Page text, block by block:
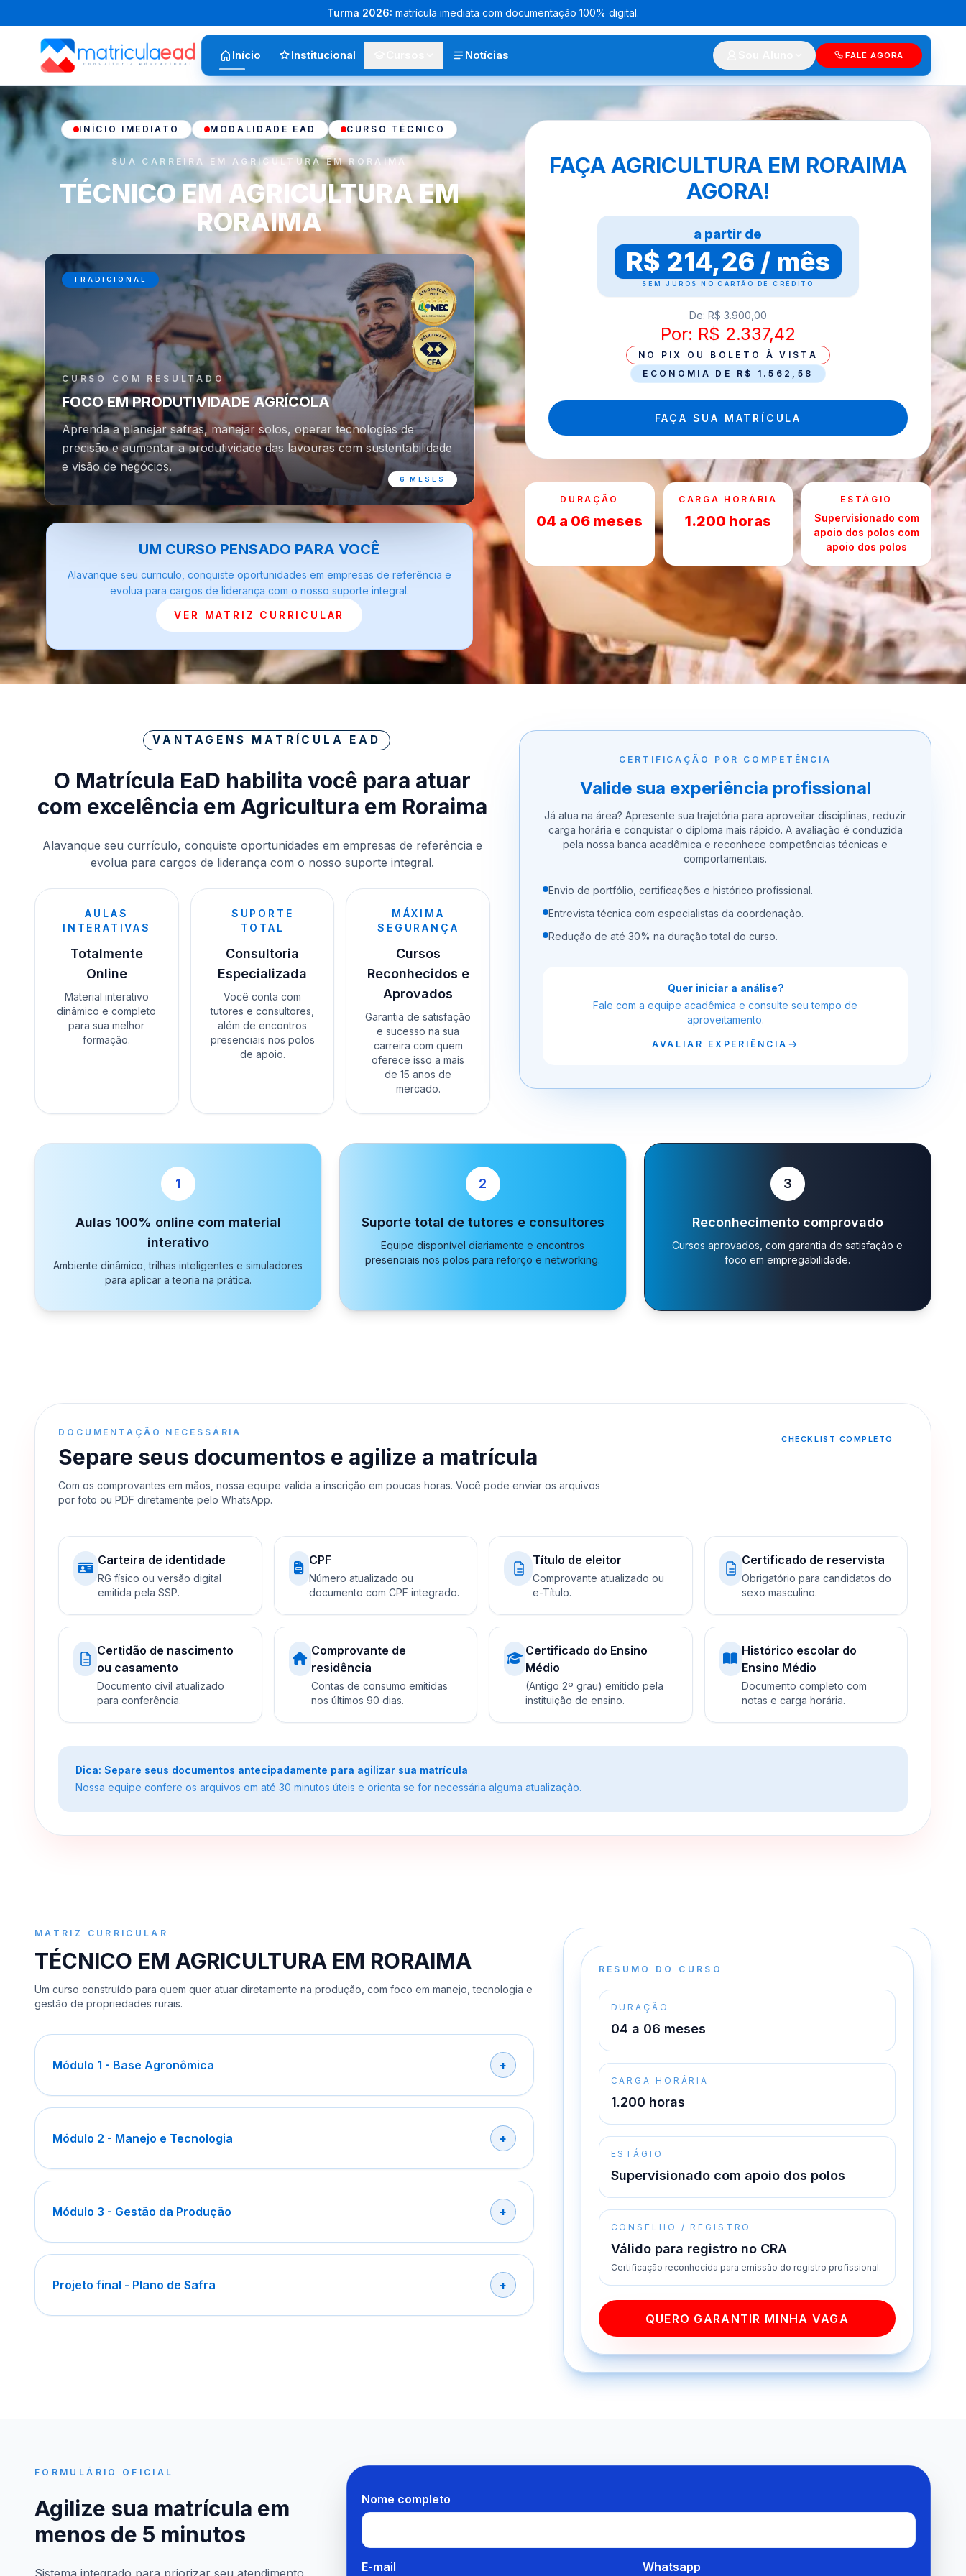
Turma 2026: matrícula imediata com documentação 100% digital.
Início Institucional Notícias FALE AGORA
INÍCIO IMEDIATO MODALIDADE EAD CURSO TÉCNICO
SUA CARREIRA EM AGRICULTURA EM RORAIMA
TÉCNICO EM AGRICULTURA EM
RORAIMA
TRADICIONAL
6 MESES
CURSO COM RESULTADO
FOCO EM PRODUTIVIDADE AGRÍCOLA
Aprenda a planejar safras, manejar solos, operar tecnologias de
precisão e aumentar a produtividade das lavouras com sustentabilidade
e visão de negócios.
UM CURSO PENSADO PARA VOCÊ
Alavanque seu curriculo, conquiste oportunidades em empresas de referência e
evolua para cargos de liderança com o nosso suporte integral.
VER MATRIZ CURRICULAR
FAÇA AGRICULTURA EM RORAIMA
AGORA!
a partir de
R$ 214,26 / mês
SEM JUROS NO CARTÃO DE CRÉDITO
De: R$ 3.900,00
Por: R$ 2.337,42
NO PIX OU BOLETO À VISTA
ECONOMIA DE R$ 1.562,58
FAÇA SUA MATRÍCULA
DURAÇÃO
04 a 06 meses
CARGA HORÁRIA
1.200 horas
ESTÁGIO
Supervisionado com
apoio dos polos com
apoio dos polos
VANTAGENS MATRÍCULA EAD
O Matrícula EaD habilita você para atuar
com excelência em Agricultura em Roraima
Alavanque seu currículo, conquiste oportunidades em empresas de referência e
evolua para cargos de liderança com o nosso suporte integral.
AULAS
INTERATIVAS
Totalmente
Online
Material interativo
dinâmico e completo
para sua melhor
formação.
SUPORTE
TOTAL
Consultoria
Especializada
Você conta com
tutores e consultores,
além de encontros
presenciais nos polos
de apoio.
MÁXIMA
SEGURANÇA
Cursos
Reconhecidos e
Aprovados
Garantia de satisfação
e sucesso na sua
carreira com quem
oferece isso a mais
de 15 anos de
mercado.
CERTIFICAÇÃO POR COMPETÊNCIA
Valide sua experiência profissional
Já atua na área? Apresente sua trajetória para aproveitar disciplinas, reduzir
carga horária e conquistar o diploma mais rápido. A avaliação é conduzida
pela nossa banca acadêmica e reconhece competências técnicas e
comportamentais.
Envio de portfólio, certificações e histórico profissional.
Entrevista técnica com especialistas da coordenação.
Redução de até 30% na duração total do curso.
Quer iniciar a análise?
Fale com a equipe acadêmica e consulte seu tempo de
aproveitamento.
AVALIAR EXPERIÊNCIA
1
Aulas 100% online com material
interativo
Ambiente dinâmico, trilhas inteligentes e simuladores
para aplicar a teoria na prática.
2
Suporte total de tutores e consultores
Equipe disponível diariamente e encontros
presenciais nos polos para reforço e networking.
3
Reconhecimento comprovado
Cursos aprovados, com garantia de satisfação e
foco em empregabilidade.
DOCUMENTAÇÃO NECESSÁRIA
Separe seus documentos e agilize a matrícula
Com os comprovantes em mãos, nossa equipe valida a inscrição em poucas horas. Você pode enviar os arquivos
por foto ou PDF diretamente pelo WhatsApp.
CHECKLIST COMPLETO
Carteira de identidade
RG físico ou versão digital
emitida pela SSP.
CPF
Número atualizado ou
documento com CPF integrado.
Título de eleitor
Comprovante atualizado ou
e-Título.
Certificado de reservista
Obrigatório para candidatos do
sexo masculino.
Certidão de nascimento
ou casamento
Documento civil atualizado
para conferência.
Comprovante de
residência
Contas de consumo emitidas
nos últimos 90 dias.
Certificado do Ensino
Médio
(Antigo 2º grau) emitido pela
instituição de ensino.
Histórico escolar do
Ensino Médio
Documento completo com
notas e carga horária.
Dica: Separe seus documentos antecipadamente para agilizar sua matrícula
Nossa equipe confere os arquivos em até 30 minutos úteis e orienta se for necessária alguma atualização.
MATRIZ CURRICULAR
TÉCNICO EM AGRICULTURA EM RORAIMA
Um curso construído para quem quer atuar diretamente na produção, com foco em manejo, tecnologia e
gestão de propriedades rurais.
Módulo 1 - Base Agronômica
Módulo 2 - Manejo e Tecnologia
Módulo 3 - Gestão da Produção
Projeto final - Plano de Safra
RESUMO DO CURSO
DURAÇÃO
04 a 06 meses
CARGA HORÁRIA
1.200 horas
ESTÁGIO
Supervisionado com apoio dos polos
CONSELHO / REGISTRO
Válido para registro no CRA
Certificação reconhecida para emissão do registro profissional.
QUERO GARANTIR MINHA VAGA
FORMULÁRIO OFICIAL
Agilize sua matrícula em
menos de 5 minutos
Sistema integrado para priorizar seu atendimento
Nome completo
E-mail Whatsapp